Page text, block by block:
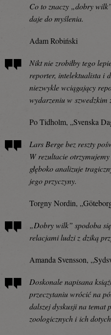
Co to znaczy „dobry
daje do myślenia.
Adam Robiński
Nikt nie zrobiłby tego
reporter, intelektualista i
niezwykle wciągający
wydarzeniu w szwedzkim
Po Tidholm, „Svenska
Lars Berge bez reszty
W rezultacie
głęboko analizuje
jego przyczyny.
Torgny Nordin,
„Dobry wilk” spodoba
relacjami ludzi z dziką
Amanda Svensson,
Doskonale napisana
przeczytaniu wrócić na
dalszej dyskusji na temat
zoologicznych i ich